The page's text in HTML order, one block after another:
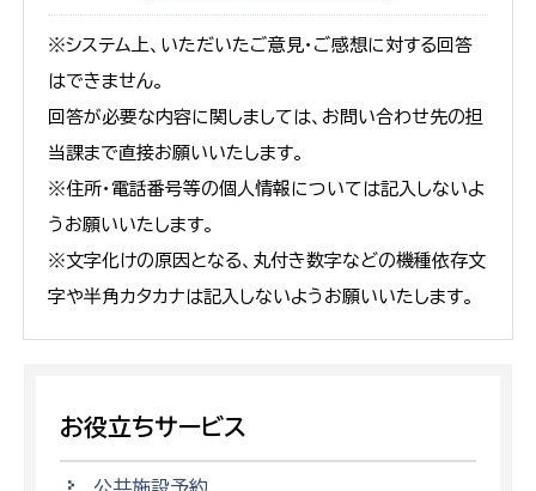
※システム上、いただいたご意見・ご感想に対する回答
はできません。
回答が必要な内容に関しましては、お問い合わせ先の担
当課まで直接お願いいたします。
※住所・電話番号等の個人情報については記入しないよ
うお願いいたします。
※文字化けの原因となる、丸付き数字などの機種依存文
字や半角カタカナは記入しないようお願いいたします。
お役立ちサービス